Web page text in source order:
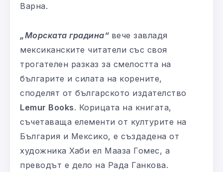
Варна.
„Морската градина“ вече завладя
мексиканските читатели със своя
трогателен разказ за смелостта на
българите и силата на корените,
споделят от българското издателство
Lemur Books. Корицата на книгата,
съчетаваща елементи от културите на
България и Мексико, е създадена от
художника Хаби ел Мааза Гомес, а
преводът е дело на Рада Ганкова.